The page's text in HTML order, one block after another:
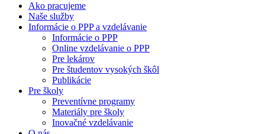
Ako pracujeme
Naše služby
Informácie o PPP a vzdelávanie
Informácie o PPP
Online vzdelávanie o PPP
Pre lekárov
Pre študentov vysokých škôl
Publikácie
Pre školy
Preventívne programy
Materiály pre školy
Inovačné vzdelávanie